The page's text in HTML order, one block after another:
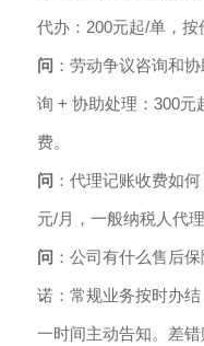
代办：200元起/单，按
问 ：劳动争议咨询和
询 + 协助处理：300元
费。
问 ：代理记账收费如何
元/月，一般纳税人代
问 ：公司有什么售后保
诺：常规业务按时办
一时间主动告知。差